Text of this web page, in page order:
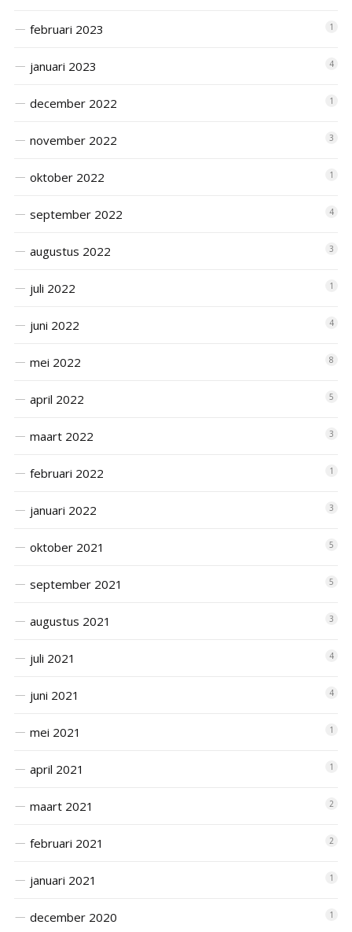
februari 2023 1
januari 2023 4
december 2022 1
november 2022 3
oktober 2022 1
september 2022 4
augustus 2022 3
juli 2022 1
juni 2022 4
mei 2022 8
april 2022 5
maart 2022 3
februari 2022 1
januari 2022 3
oktober 2021 5
september 2021 5
augustus 2021 3
juli 2021 4
juni 2021 4
mei 2021 1
april 2021 1
maart 2021 2
februari 2021 2
januari 2021 1
december 2020 1